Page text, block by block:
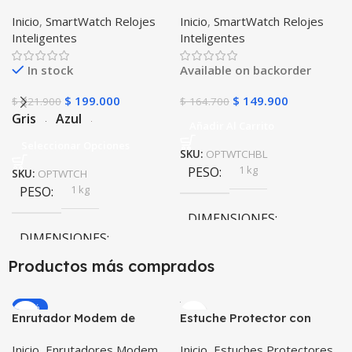
WATCH™ (KW37 PRO) Mide
Temperatura Presión
Arterial y Ritmo Cardíaco
Inicio, SmartWatch Relojes
Inteligentes
In stock
$221.900 $ 199.000
Gris Azul
SKU: OPTWTCH
PESO 1 kg
DIMENSIONES
COLOR
WATCH BLACK™ (PK W34
Iwo 10 12) Compatible
Android y iPhone
Inicio, SmartWatch Relojes
Inteligentes
Available on backorder
$164.700 $ 149.900
SKU: OPTWTCHBL
PESO 1 kg
DIMENSIONES
20 × 20 × 20 cm
Productos más comprados
-20%
Enrutador Modem de
Estuche Protector con